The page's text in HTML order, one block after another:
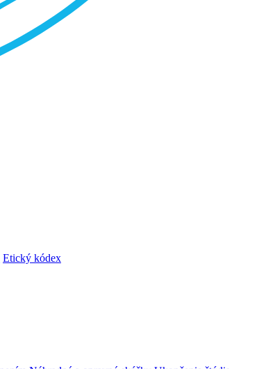
Etický kódex